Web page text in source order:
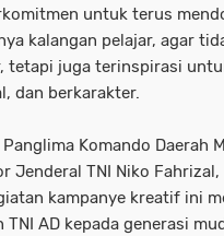
untuk terus
kalangan pelajar, agar
tetapi juga terinspirasi
dan berkarakter.
Komando Daerah
Jenderal TNI Niko Fahrizal,
kampanye kreatif ini
AD kepada generasi